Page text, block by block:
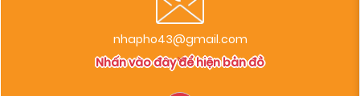
nhapho43@gmail.com
Nhấn vào đây để hiện bản đồ